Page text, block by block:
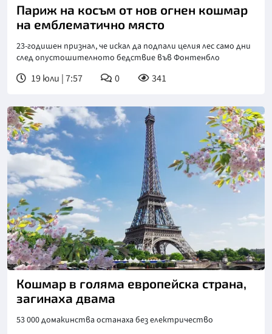
Париж на косъм от нов огнен кошмар
на емблематично място
23-годишен признал, че искал да подпали целия лес само дни
след опустошителното бедствие във Фонтенбло
19 юли | 7:57 0 341
Снимка: iStock
Кошмар в голяма европейска страна,
загинаха двама
53 000 домакинства останаха без електричество